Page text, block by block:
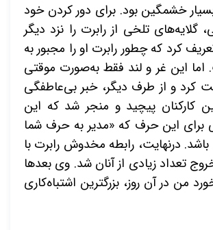
بسیار خشمگین بود. برای دور کردن خود
گلایه‌­های تلخی از رابرت را نزد دیگر
کرد که چطور رابرت او را مجبور به
این غر و لند فقط به‌صورت موقتی
کرد و از طرف دیگر، خبر بی­‌عاطفگی
کارکنان پیچید و منجر شد که این
برای این حرف که «مدیر به حرف شما
درنهایت، رابطه مخدوش رابرت با
تعداد زیادی از آنان شد. وی بعدها
من در آن روز، بزرگ­ترین اشتباه‌کاری